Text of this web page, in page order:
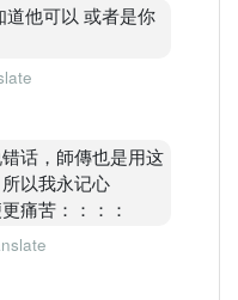
他可以 或者是你
话，師傳也是用这
以我永记心
痛苦：：：：